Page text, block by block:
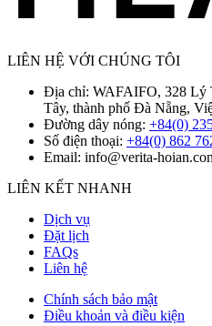
LIÊN HỆ VỚI CHÚNG TÔI
Địa chỉ: WAFAIFO, 328 Lý
Tây, thành phố Đà Nẵng,
Đường dây nóng: +84(0)
Số điện thoại: +84(0) 862
Email: info@verita-
LIÊN KẾT NHANH
Dịch vụ
Đặt lịch
FAQs
Liên hệ
Chính sách bảo mật
Điều khoản và điều kiện